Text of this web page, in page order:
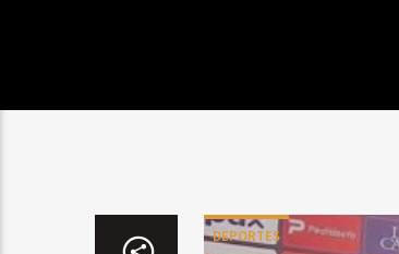
DEPORTES